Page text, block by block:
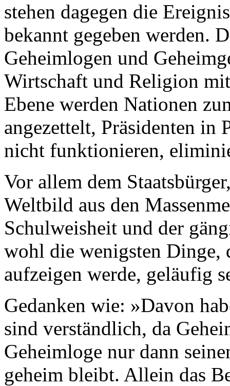
stehen dagegen die
bekannt gegeben werden.
Geheimlogen und
Wirtschaft und Religion
Ebene werden Nationen
angezettelt, Präsidenten in
nicht funktionieren,
Vor allem dem
Weltbild aus den
Schulweisheit und der
wohl die wenigsten Dinge,
aufzeigen werde, geläufig
Gedanken wie: »Davon
sind verständlich, da
Geheimloge nur dann
geheim bleibt. Allein das